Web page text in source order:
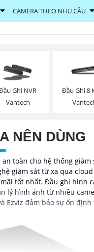
CAMERA THEO NHU CẦU
Ghi NVR
Vantech
Đầu Ghi 8
NÊN DÙNG
toàn cho hệ thống
giám sát từ xa qua
tốt nhất. Đầu ghi hình
hình ảnh từ nhiều
Ezviz đảm bảo sự ổn